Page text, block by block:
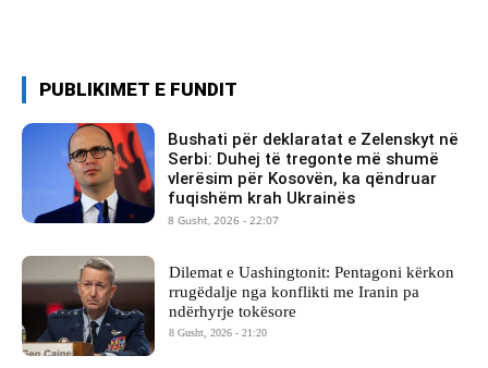
PUBLIKIMET E FUNDIT
Bushati për deklaratat e Zelenskyt në
Serbi: Duhej të tregonte më shumë
vlerësim për Kosovën, ka qëndruar
fuqishëm krah Ukrainës
8 Gusht, 2026 - 22:07
Dilemat e Uashingtonit: Pentagoni kërkon
rrugëdalje nga konflikti me Iranin pa
ndërhyrje tokësore
8 Gusht, 2026 - 21:20